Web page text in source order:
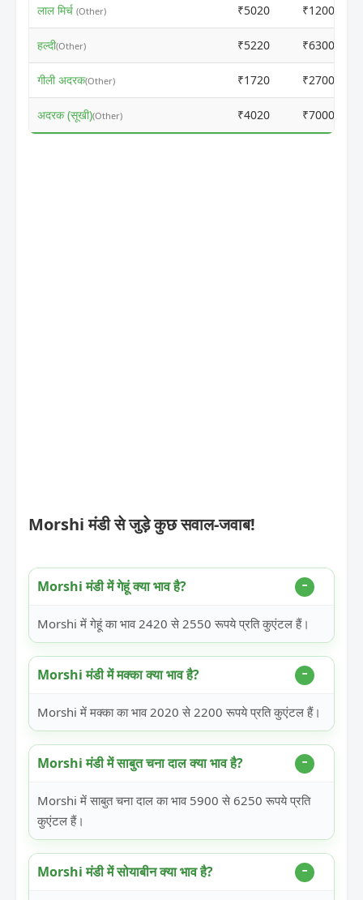
लाल मिर्च (Other) ₹5020 ₹12000
हल्दी(Other) ₹5220 ₹6300
गीली अदरक(Other) ₹1720 ₹2700
अदरक (सूखी)(Other) ₹4020 ₹7000
Morshi मंडी से जुड़े कुछ सवाल-जवाब!
Morshi मंडी में गेहूं क्या भाव है?
Morshi में गेहूं का भाव 2420 से 2550 रूपये प्रति कुएंटल हैं।
Morshi मंडी में मक्का क्या भाव है?
Morshi में मक्का का भाव 2020 से 2200 रूपये प्रति कुएंटल हैं।
Morshi मंडी में साबुत चना दाल क्या भाव है?
Morshi में साबुत चना दाल का भाव 5900 से 6250 रूपये प्रति
कुएंटल हैं।
Morshi मंडी में सोयाबीन क्या भाव है?